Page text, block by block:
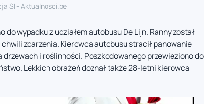
SI - Aktualnosci.be
wypadku z udziałem autobusu De Lijn. Ranny został
zdarzenia. Kierowca autobusu stracił panowanie
i roślinności. Poszkodowanego przewieziono do
Lekkich obrażeń doznał także 28-letni kierowca